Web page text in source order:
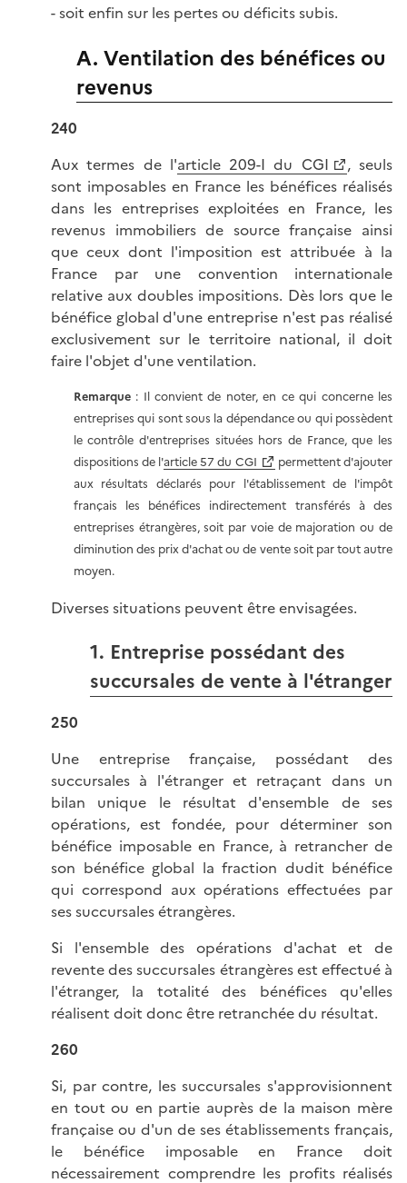
- soit enfin sur les pertes ou déficits subis.
A. Ventilation des bénéfices ou
revenus
240
Aux termes de l'article 209-I du CGI
, seuls
sont imposables en France les bénéfices réalisés
dans les entreprises exploitées en France, les
revenus immobiliers de source française ainsi
que ceux dont l'imposition est attribuée à la
France par une convention internationale
relative aux doubles impositions. Dès lors que le
bénéfice global d'une entreprise n'est pas réalisé
exclusivement sur le territoire national, il doit
faire l'objet d'une ventilation.
Remarque: Il convient de noter, en ce qui concerne les
entreprises qui sont sous la dépendance ou qui possèdent
le contrôle d'entreprises situées hors de France, que les
dispositions de l'article 57 du CGI
permettent d'ajouter
aux résultats déclarés pour l'établissement de l'impôt
français les bénéfices indirectement transférés à des
entreprises étrangères, soit par voie de majoration ou de
diminution des prix d'achat ou de vente soit par tout autre
moyen.
Diverses situations peuvent être envisagées.
1. Entreprise possédant des
succursales de vente à l'étranger
250
Une entreprise française, possédant des
succursales à l'étranger et retraçant dans un
bilan unique le résultat d'ensemble de ses
opérations, est fondée, pour déterminer son
bénéfice imposable en France, à retrancher de
son bénéfice global la fraction dudit bénéfice
qui correspond aux opérations effectuées par
ses succursales étrangères.
Si l'ensemble des opérations d'achat et de
revente des succursales étrangères est effectué à
l'étranger, la totalité des bénéfices qu'elles
réalisent doit donc être retranchée du résultat.
260
Si, par contre, les succursales s'approvisionnent
en tout ou en partie auprès de la maison mère
française ou d'un de ses établissements français,
le bénéfice imposable en France doit
nécessairement comprendre les profits réalisés